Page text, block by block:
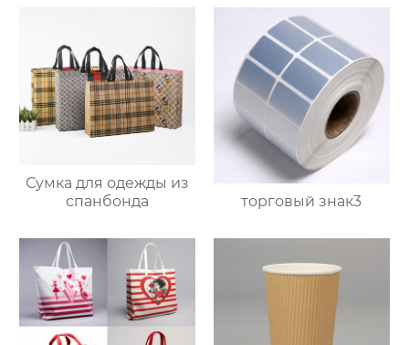
Сумка для одежды из
спанбонда
торговый знак3